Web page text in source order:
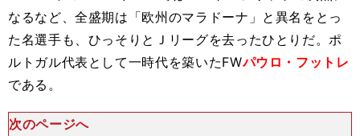
なるなど、全盛期は「欧州のマラドーナ」と異名をとっ
た名選手も、ひっそりとＪリーグを去ったひとりだ。ポ
ルトガル代表として一時代を築いたFWパウロ・フットレ
である。
次のページへ